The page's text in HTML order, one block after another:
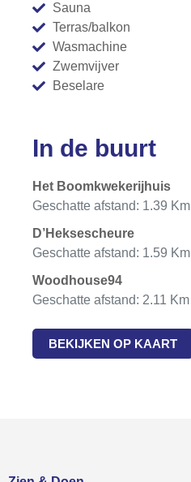
Sauna
Terras/balkon
Wasmachine
Zwemvijver
Beselare
In de buurt
Het Boomkwekerijhuis
Geschatte afstand: 1.39 Km
D’Heksescheure
Geschatte afstand: 1.59 Km
Woodhouse94
Geschatte afstand: 2.11 Km
BEKIJKEN OP KAART